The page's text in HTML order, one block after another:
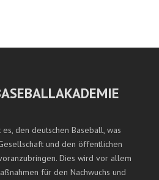
den deutschen Baseball, was
und den öffentlichen
Dies wird vor allem
für den Nachwuchs und